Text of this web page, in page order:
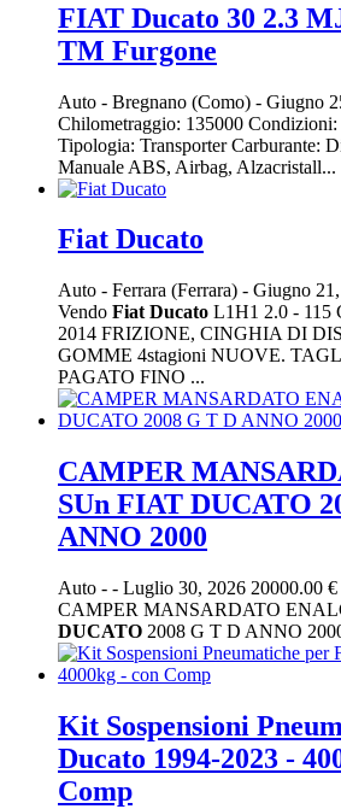
FIAT Ducato 30 2.3
TM Furgone
Auto - Bregnano (Como) - Giugno
Chilometraggio: 135000 Condizioni:
Tipologia: Transporter Carburante:
Manuale ABS, Airbag, Alzacristall...
Fiat Ducato
Auto - Ferrara (Ferrara) - Giugno
Vendo Fiat Ducato L1H1 2.0 - 115
2014 FRIZIONE, CINGHIA DI
GOMME 4stagioni NUOVE.
PAGATO FINO ...
CAMPER
SUn FIAT DUCATO
ANNO 2000
Auto - - Luglio 30, 2026 20000.00 €
CAMPER MANSARDATO
DUCATO 2008 G T D ANNO
Kit Sospensioni
Ducato 1994-2023 -
Comp